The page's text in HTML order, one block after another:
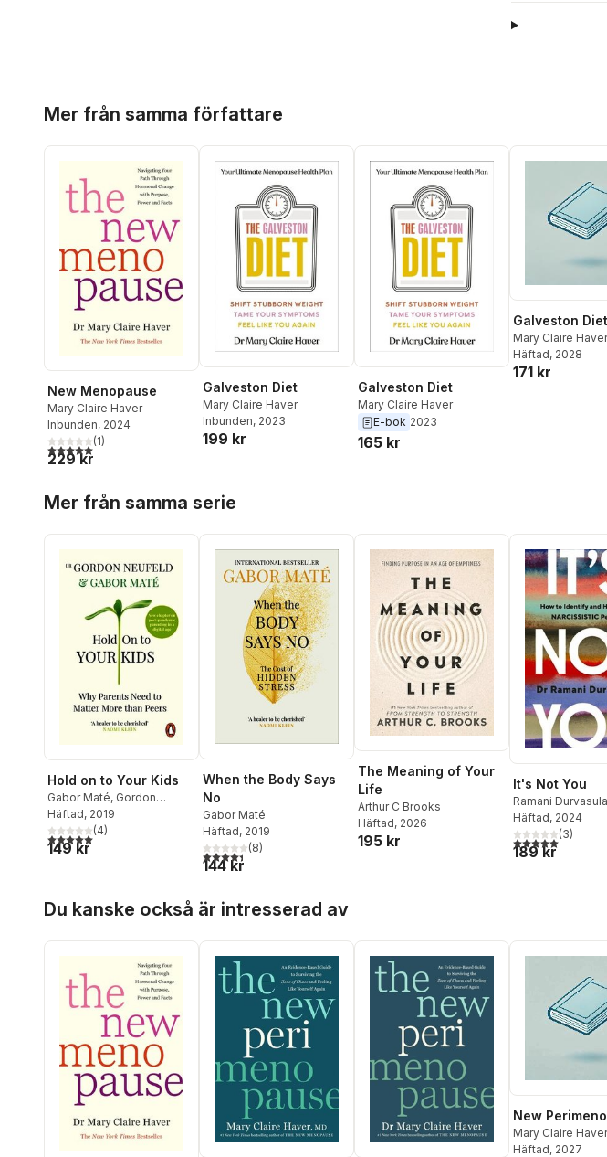
Mer från samma författare
New Menopause
Mary Claire Haver
Inbunden, 2024
5,0utav 5 stjärnor. Totalt antal röster:
(1)
229 kr
Galveston Diet
Mary Claire Haver
Inbunden, 2023
199 kr
Galveston Diet
Mary Claire Haver
E-bok 2023
165 kr
Galveston Diet
Mary Claire Haver
Häftad, 2028
171 kr
Mer från samma serie
Hold on to Your Kids
Gabor Maté, Gordon
Neufeld
Häftad, 2019
5,0utav 5 stjärnor. Totalt antal röster:
(4)
149 kr
When the Body Says
No
Gabor Maté
Häftad, 2019
4,4utav 5 stjärnor. Totalt antal röster:
(8)
144 kr
The Meaning of Your
Life
Arthur C Brooks
Häftad, 2026
195 kr
It's Not You
Ramani Durvasula
Häftad, 2024
5,0utav 5(3)
189 kr
Du kanske också är intresserad av
New
Mary Claire Haver
Häftad, 2027